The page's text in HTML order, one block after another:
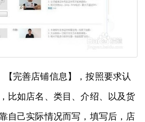
完善店铺信息】，按照要求认
比如店名、类目、介绍、以及货
自己实际情况而写，填写后，店